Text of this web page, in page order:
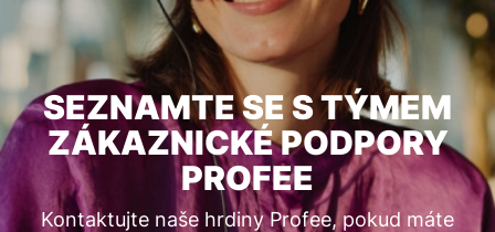
SEZNAMTE SE S TÝMEM
ZÁKAZNICKÉ PODPORY
PROFEE
Kontaktujte naše hrdiny Profee, pokud máte